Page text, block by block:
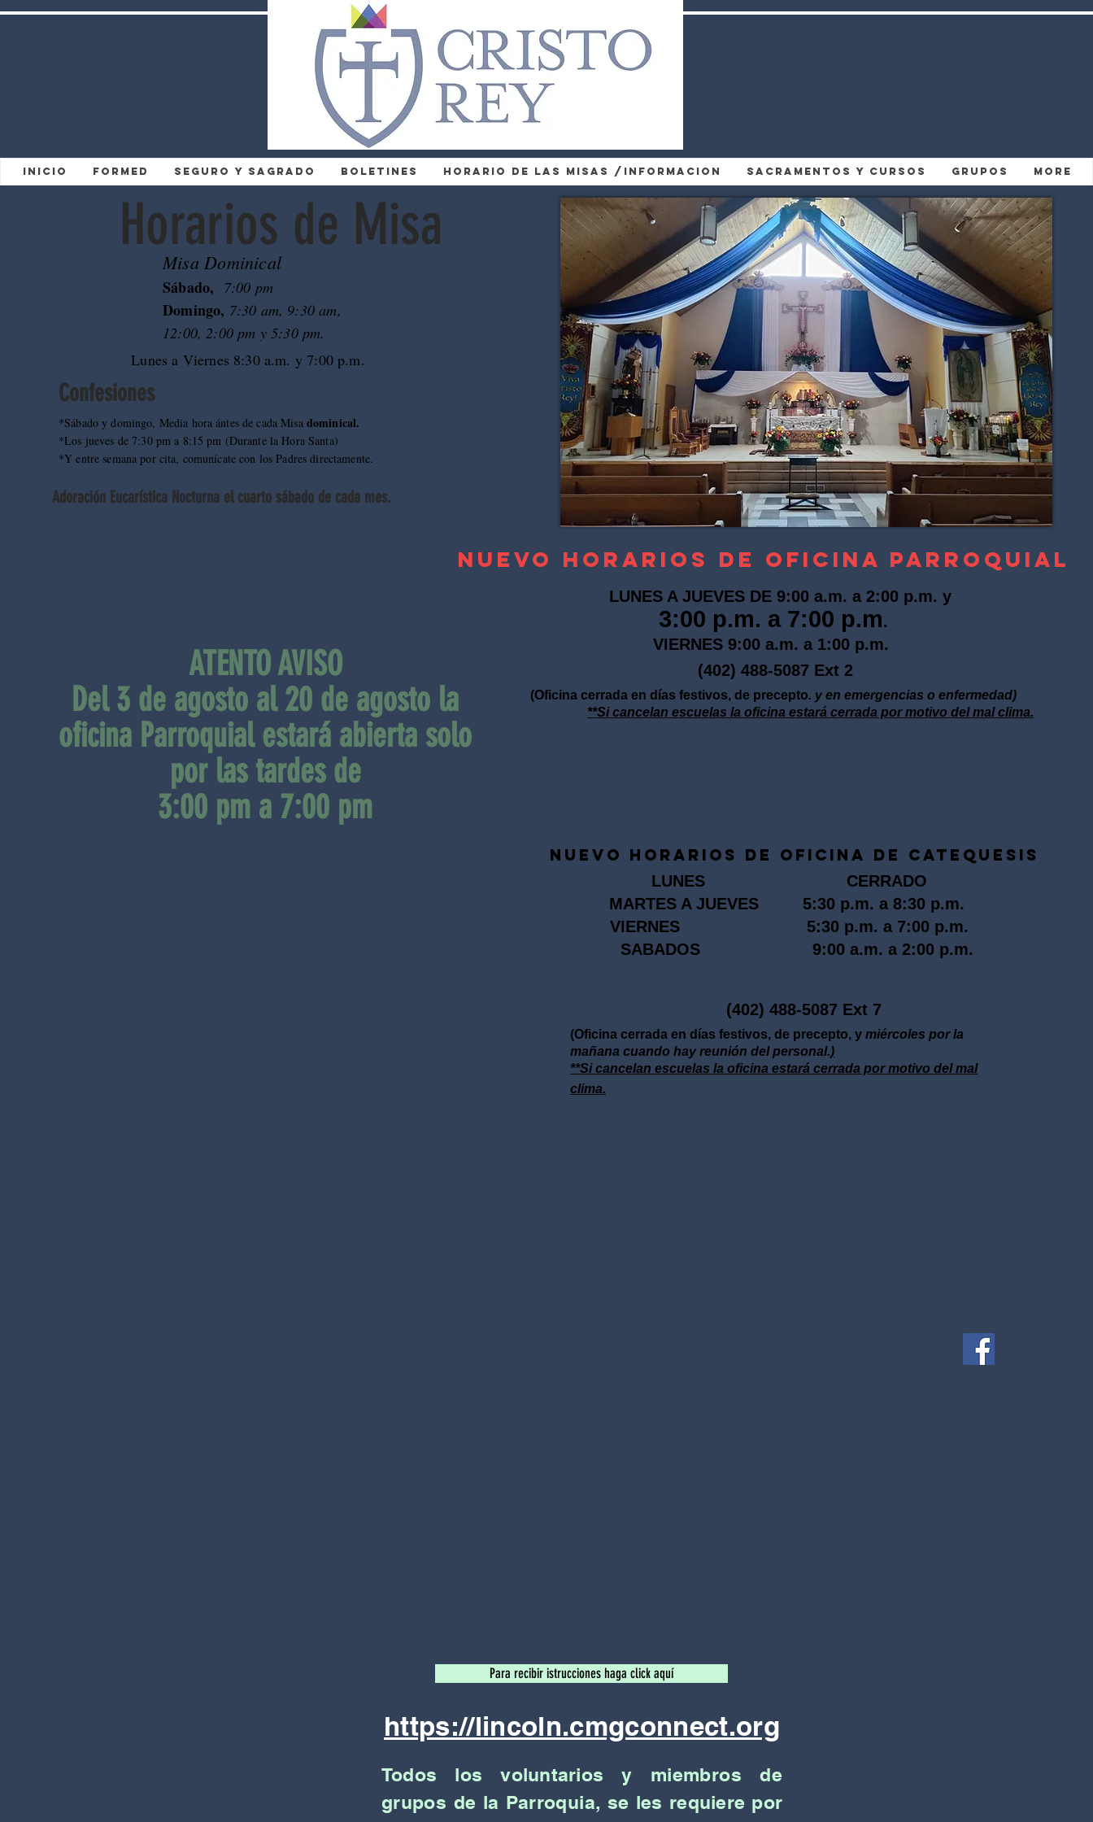
Inicio FORMED Seguro y Sagrado Boletines Horario de las Misas /Informacion Sacramentos y Cursos Grupos More
Horarios de Misa
Misa Dominical
Sábado, 7:00 pm
Domingo, 7:30 am, 9:30 am,
12:00, 2:00 pm y 5:30 pm.
Lunes a Viernes 8:30 a.m. y 7:00 p.m.
Confesiones
*Sábado y domingo, Media hora ántes de cada Misa dominical.
*Los jueves de 7:30 pm a 8:15 pm (Durante la Hora Santa)
*Y entre semana por cita, comunícate con los Padres directamente.
Adoración Eucarística Nocturna el cuarto sábado de cada mes.
NUEVO HORARIOS DE OFICINA PARROQUIAL
ATENTO AVISO
Del 3 de agosto al 20 de agosto la
oficina Parroquial estará abierta solo
por las tardes de
3:00 pm a 7:00 pm
LUNES A JUEVES DE 9:00 a.m. a 2:00 p.m. y
3:00 p.m. a 7:00 p.m.
VIERNES 9:00 a.m. a 1:00 p.m.
(402) 488-5087 Ext 2
(Oficina cerrada en días festivos, de precepto. y en emergencias o enfermedad)
**Si cancelan escuelas la oficina estará cerrada por motivo del mal clima.
NUEVO HORARIOS DE OFICINA DE CATEQUESIS
LUNES CERRADO
MARTES A JUEVES 5:30 p.m. a 8:30 p.m.
VIERNES 5:30 p.m. a 7:00 p.m.
SABADOS 9:00 a.m. a 2:00 p.m.
(402) 488-5087 Ext 7
(Oficina cerrada en días festivos, de precepto, y miércoles por la
mañana cuando hay reunión del personal.)
**Si cancelan escuelas la oficina estará cerrada por motivo del mal
clima.
Para recibir istrucciones haga click aquí
https://lincoln.cmgconnect.org
Todos los voluntariosy miembros de
grupos de la Parroquia, se les requiere por